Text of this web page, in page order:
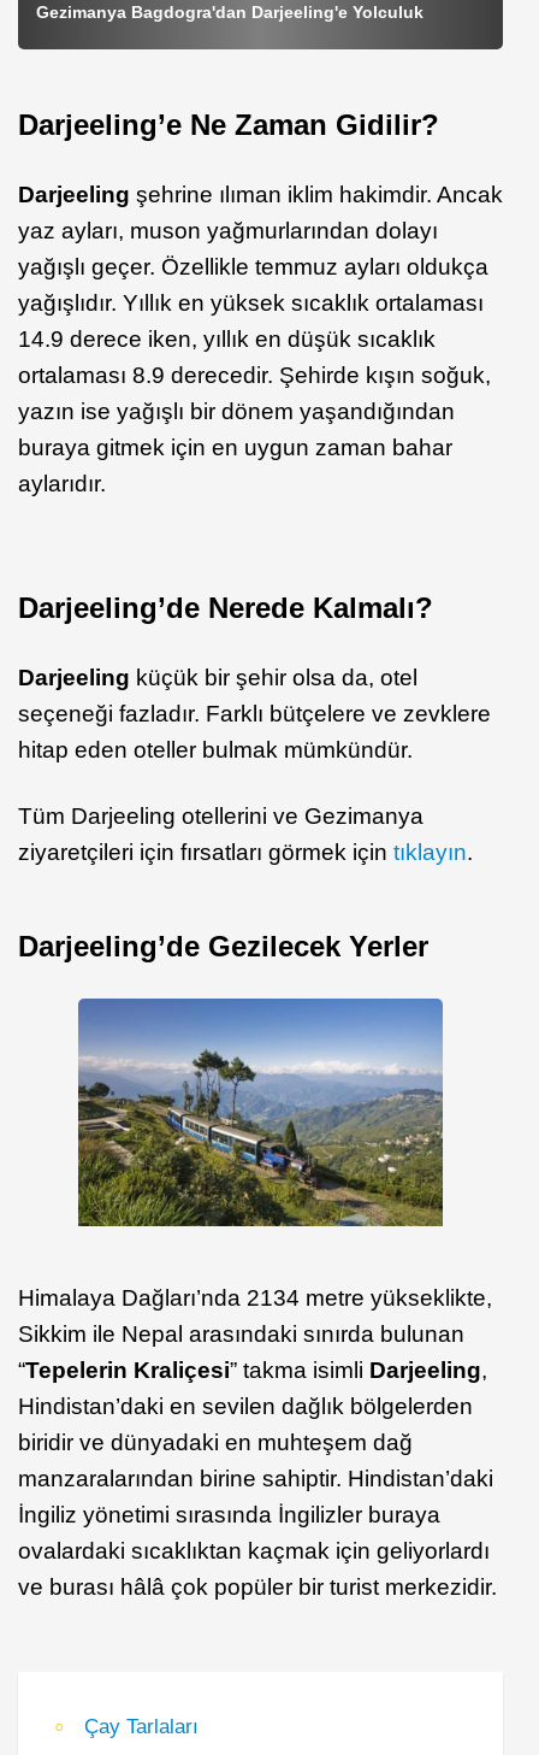
Gezimanya Bagdogra'dan Darjeeling'e Yolculuk
Darjeeling’e Ne Zaman Gidilir?
Darjeeling şehrine ılıman iklim hakimdir. Ancak
yaz ayları, muson yağmurlarından dolayı
yağışlı geçer. Özellikle temmuz ayları oldukça
yağışlıdır. Yıllık en yüksek sıcaklık ortalaması
14.9 derece iken, yıllık en düşük sıcaklık
ortalaması 8.9 derecedir. Şehirde kışın soğuk,
yazın ise yağışlı bir dönem yaşandığından
buraya gitmek için en uygun zaman bahar
aylarıdır.
Darjeeling’de Nerede Kalmalı?
Darjeeling küçük bir şehir olsa da, otel
seçeneği fazladır. Farklı bütçelere ve zevklere
hitap eden oteller bulmak mümkündür.
Tüm Darjeeling otellerini ve Gezimanya
ziyaretçileri için fırsatları görmek için tıklayın.
Darjeeling’de Gezilecek Yerler
Himalaya Dağları’nda 2134 metre yükseklikte,
Sikkim ile Nepal arasındaki sınırda bulunan
“Tepelerin Kraliçesi” takma isimli Darjeeling,
Hindistan’daki en sevilen dağlık bölgelerden
biridir ve dünyadaki en muhteşem dağ
manzaralarından birine sahiptir. Hindistan’daki
İngiliz yönetimi sırasında İngilizler buraya
ovalardaki sıcaklıktan kaçmak için geliyorlardı
ve burası hâlâ çok popüler bir turist merkezidir.
Çay Tarlaları